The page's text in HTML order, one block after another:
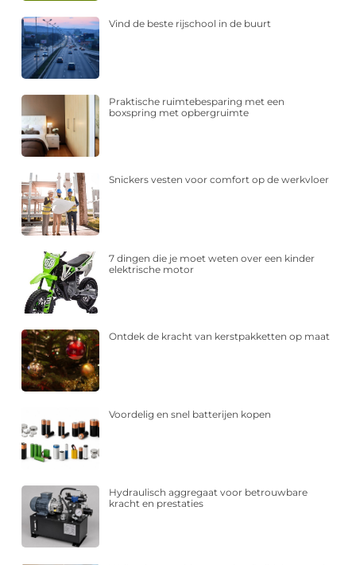
Vind de beste rijschool in de buurt
Praktische ruimtebesparing met een
boxspring met opbergruimte
Snickers vesten voor comfort op de werkvloer
7 dingen die je moet weten over een kinder
elektrische motor
Ontdek de kracht van kerstpakketten op maat
Voordelig en snel batterijen kopen
Hydraulisch aggregaat voor betrouwbare
kracht en prestaties